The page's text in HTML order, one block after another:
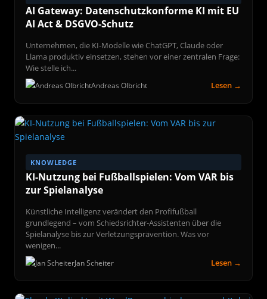
AI Gateway: Datenschutzkonforme KI mit EU
AI Act & DSGVO-Schutz
Unternehmen, die KI-Modelle wie ChatGPT, Claude oder
Llama produktiv einsetzen, stehen vor einer zentralen Frage:
Wie stelle ich...
Andreas Olbricht Lesen →
KNOWLEDGE
KI-Nutzung bei Fußballspielen: Vom VAR bis
zur Spielanalyse
Künstliche Intelligenz verändert den Profifußball
grundlegend – vom Schiedsrichter-Assistenten über die
Spielanalyse bis zur Verletzungsprävention. Was vor
wenigen...
Jan Scheiter Lesen →